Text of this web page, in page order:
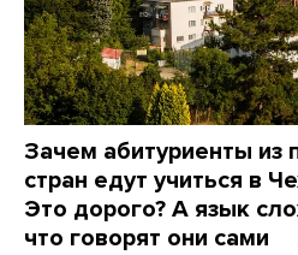
Зачем абитуриенты из
стран едут учиться в
Это дорого? А язык
что говорят они сами